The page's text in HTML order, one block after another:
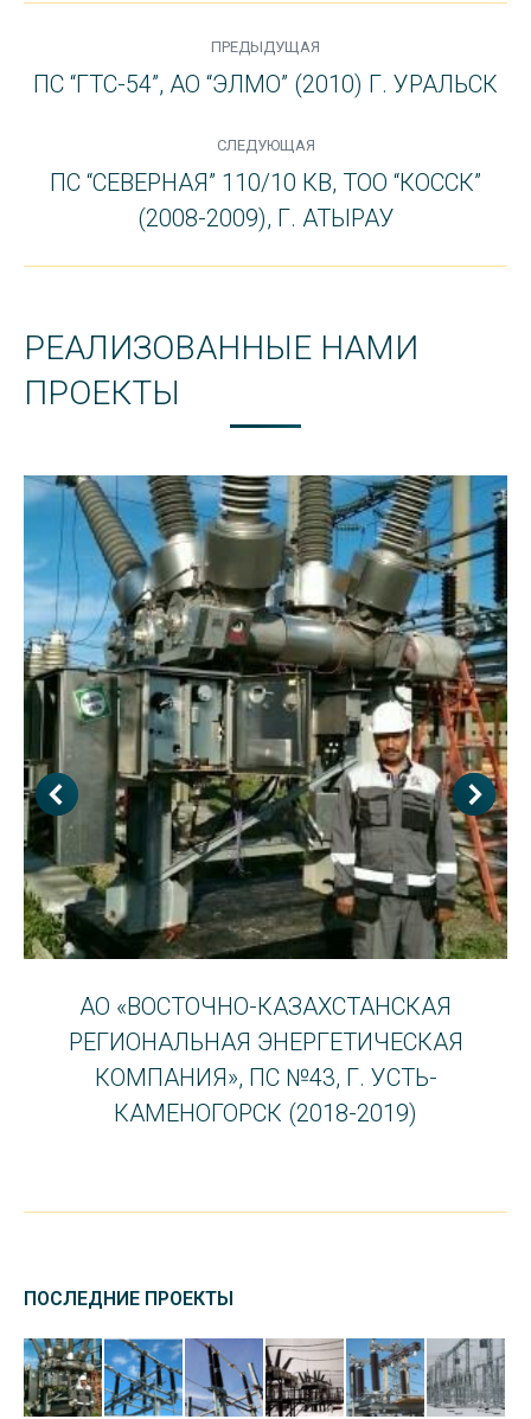
NAVIGATION
ПРЕДЫДУЩАЯ
Previous
ПС “ГТС-54”, АО “ЭЛМО” (2010) Г. УРАЛЬСК
СЛЕДУЮЩАЯ
Next
project:
ПС “СЕВЕРНАЯ” 110/10 КВ, ТОО “КОССК”
(2008-2009), Г. АТЫРАУ
РЕАЛИЗОВАННЫЕ НАМИ
ПРОЕКТЫ
АО «ВОСТОЧНО-КАЗАХСТАНСКАЯ
РЕГИОНАЛЬНАЯ ЭНЕРГЕТИЧЕСКАЯ
КОМПАНИЯ», ПС №43, Г. УСТЬ-
КАМЕНОГОРСК (2018-2019)
ПОСЛЕДНИЕ ПРОЕКТЫ